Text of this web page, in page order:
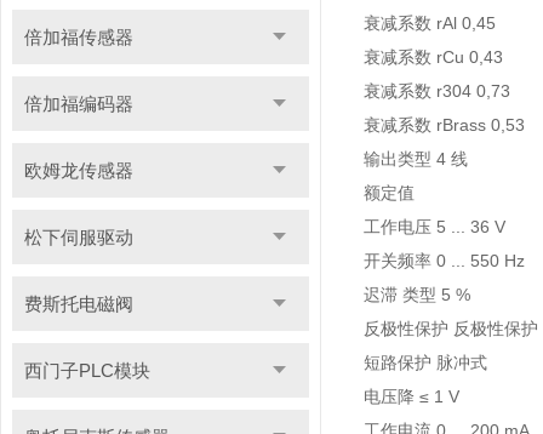
倍加福传感器
倍加福编码器
欧姆龙传感器
松下伺服驱动
费斯托电磁阀
西门子PLC模块
衰减系数 rAl 0,45
衰减系数 rCu 0,43
衰减系数 r304 0,73
衰减系数 rBrass 0,53
输出类型 4 线
额定值
工作电压 5 ... 36 V
开关频率 0 ... 550 Hz
迟滞 类型 5 %
反极性保护 反极性保护
短路保护 脉冲式
电压降 ≤ 1 V